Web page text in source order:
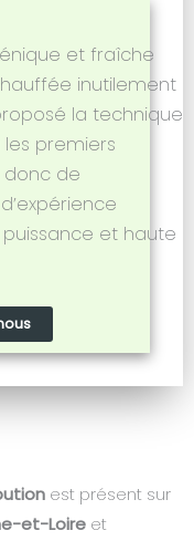
et fraîche
inutilement
la technique
premiers
de
et haute
est présent sur
et-Loire et